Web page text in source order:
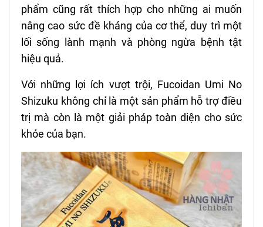
phẩm cũng rất thích hợp cho những ai muốn
nâng cao sức đề kháng của cơ thể, duy trì một
lối sống lành mạnh và phòng ngừa bệnh tật
hiệu quả.
Với những lợi ích vượt trội, Fucoidan Umi No
Shizuku không chỉ là một sản phẩm hỗ trợ điều
trị mà còn là một giải pháp toàn diện cho sức
khỏe của bạn.